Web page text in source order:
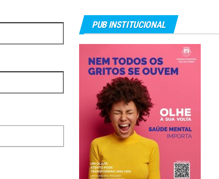
PUB INSTITUCIONAL